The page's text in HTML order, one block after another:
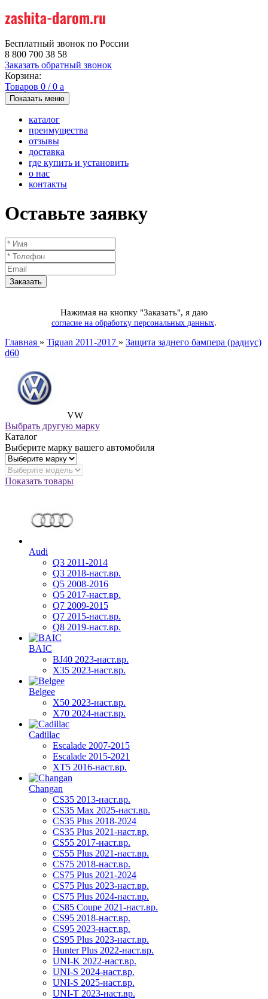
Бесплатный звонок по России
8 800 700 38 58
Заказать обратный звонок
Корзина:
Товаров 0 /0 a
Показать меню
каталог
преимущества
отзывы
доставка
где купить и установить
о нас
контакты
Оставьте заявку
Нажимая на кнопку "Заказать", я даю
согласие на обработку персональных данных.
Главная » Tiguan 2011-2017 » Защита заднего бампера (радиус)
d60
VW
Выбрать другую марку
Каталог
Выберите марку вашего автомобиля
Показать товары
Audi
Q3 2011-2014
Q3 2018-наст.вр.
Q5 2008-2016
Q5 2017-наст.вр.
Q7 2009-2015
Q7 2015-наст.вр.
Q8 2019-наст.вр.
BAIC
BJ40 2023-наст.вр.
X35 2023-наст.вр.
Belgee
X50 2023-наст.вр.
X70 2024-наст.вр.
Cadillac
Escalade 2007-2015
Escalade 2015-2021
XT5 2016-наст.вр.
Changan
CS35 2013-наст.вр.
CS35 Max 2025-наст.вр.
CS35 Plus 2018-2024
CS35 Plus 2021-наст.вр.
CS55 2017-наст.вр.
CS55 Plus 2021-наст.вр.
CS75 2018-наст.вр.
CS75 Plus 2021-2024
CS75 Plus 2023-наст.вр.
CS75 Plus 2024-наст.вр.
CS85 Coupe 2021-наст.вр.
CS95 2018-наст.вр.
CS95 2023-наст.вр.
CS95 Plus 2023-наст.вр.
Hunter Plus 2022-наст.вр.
UNI-K 2022-наст.вр.
UNI-S 2024-наст.вр.
UNI-S 2025-наст.вр.
UNI-T 2023-наст.вр.